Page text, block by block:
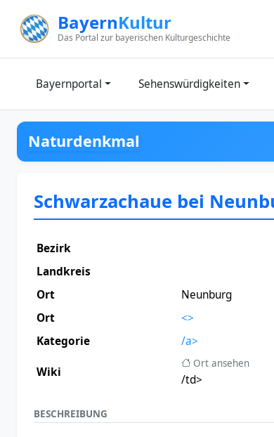
BayernKultur
Das Portal zur bayerischen Kulturgeschichte
Bayernportal Sehenswürdigkeiten
Naturdenkmal
Schwarzachaue bei
Bezirk
Landkreis
Ort
Neunburg
Ort
<>
Kategorie
/a>
Wiki
Ort ansehen
/td>
BESCHREIBUNG